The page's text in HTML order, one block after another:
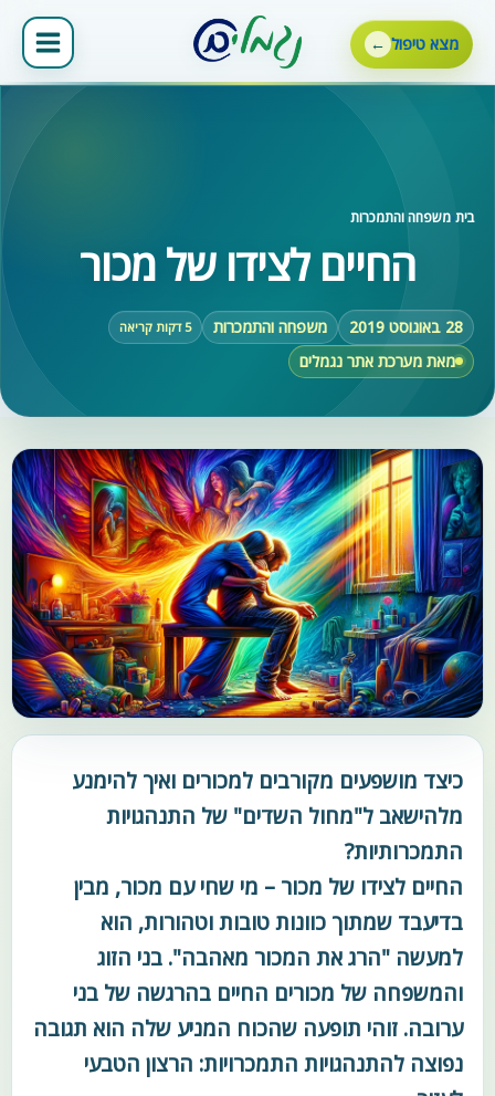
לתוכןמצא טיפול
בית‹משפחה והתמכרות
החיים לצידו של מכור
28 באוגוסט 2019 משפחה והתמכרות 5 דקות קריאה
מאת מערכת אתר נגמלים
כיצד מושפעים מקורבים למכורים ואיך להימנע
מלהישאב ל"מחול השדים" של התנהגויות
התמכרותיות?
החיים לצידו של מכור – מי שחי עם מכור, מבין
בדיעבד שמתוך כוונות טובות וטהורות, הוא
למעשה "הרג את המכור מאהבה". בני הזוג
והמשפחה של מכורים החיים בהרגשה של בני
ערובה. זוהי תופעה שהכוח המניע שלה הוא תגובה
נפוצה להתנהגויות התמכרויות: הרצון הטבעי